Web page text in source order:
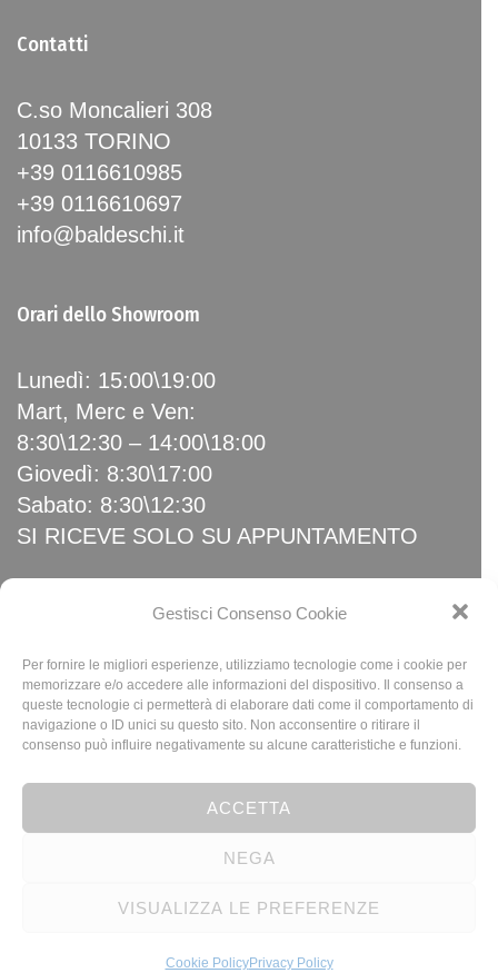
Gestisci Consenso Cookie
Per fornire le migliori esperienze, utilizziamo tecnologie come i cookie per
memorizzare e/o accedere alle informazioni del dispositivo. Il consenso a
queste tecnologie ci permetterà di elaborare dati come il comportamento di
navigazione o ID unici su questo sito. Non acconsentire o ritirare il
consenso può influire negativamente su alcune caratteristiche e funzioni.
ACCETTA
NEGA
VISUALIZZA LE PREFERENZE
Cookie PolicyPrivacy Policy
Contatti
C.so Moncalieri 308
10133 TORINO
+39 0116610985
+39 0116610697
info@baldeschi.it
Orari dello Showroom
Lunedì: 15:00\19:00
Mart, Merc e Ven:
8:30\12:30 – 14:00\18:00
Giovedì: 8:30\17:00
Sabato: 8:30\12:30
SI RICEVE SOLO SU APPUNTAMENTO
Home
News
Privacy Policy
R.M.Web